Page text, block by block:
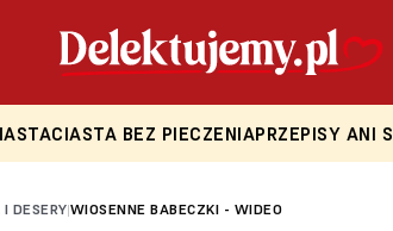
CIASTA BEZ PIECZENIAPRZEPISY ANI
DESERY|WIOSENNE BABECZKI - WIDEO